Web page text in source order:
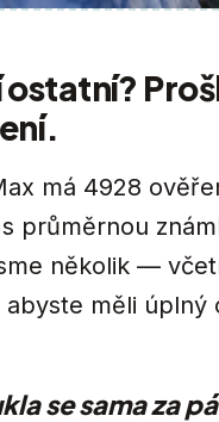
ostatní?
má 4928
průměrnou
několik —
abyste měli úplný
se sama za